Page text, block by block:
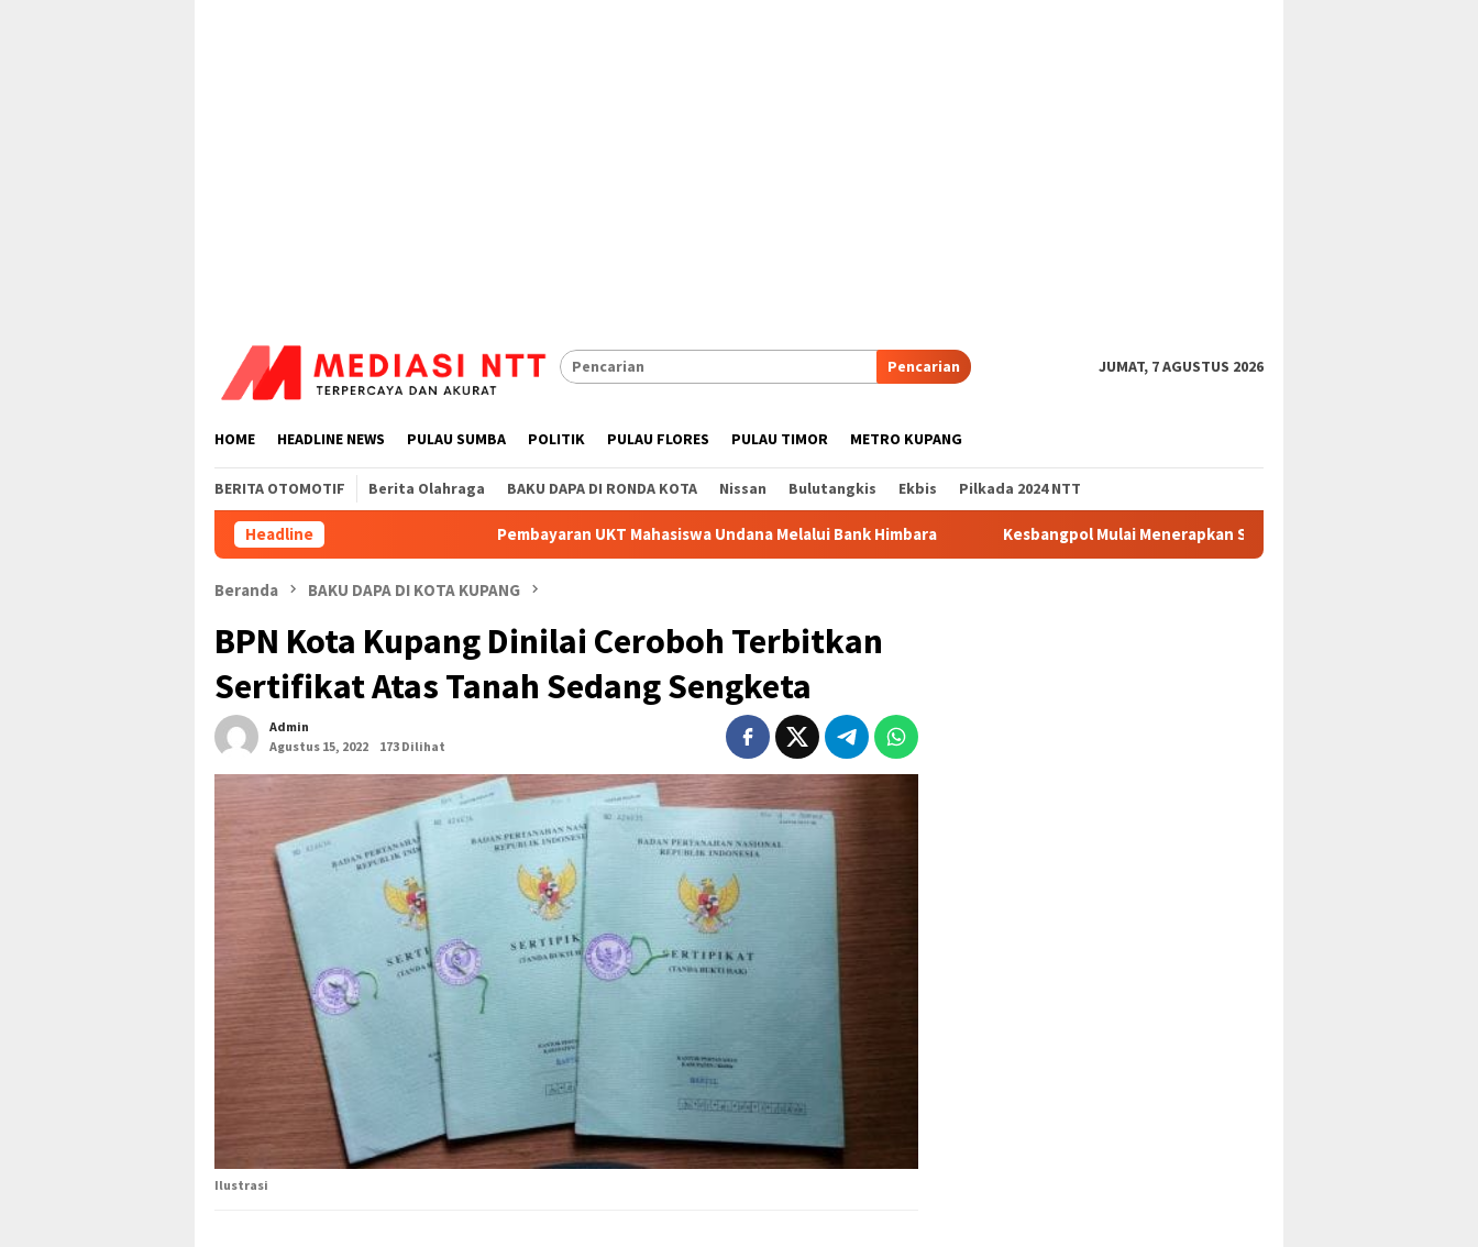
Pencarian JUMAT, 7 AGUSTUS 2026
HOME HEADLINE NEWS PULAU SUMBA POLITIK PULAU FLORES PULAU TIMOR METRO KUPANG
BERITA OTOMOTIF Berita Olahraga BAKU DAPA DI RONDA KOTA Nissan Bulutangkis Ekbis Pilkada 2024 NTT
Headline Pembayaran UKT Mahasiswa Undana Melalui Bank Himbara Kesbangpol Mulai Menerapkan SIRLIT Mempermudah Riset Bagi Dosen
Beranda BAKU DAPA DI KOTA KUPANG
BPN Kota Kupang Dinilai Ceroboh Terbitkan
Sertifikat Atas Tanah Sedang Sengketa
Admin
Agustus 15, 2022
173 Dilihat
Ilustrasi